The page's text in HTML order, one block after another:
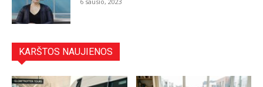
KARŠTOS NAUJIENOS